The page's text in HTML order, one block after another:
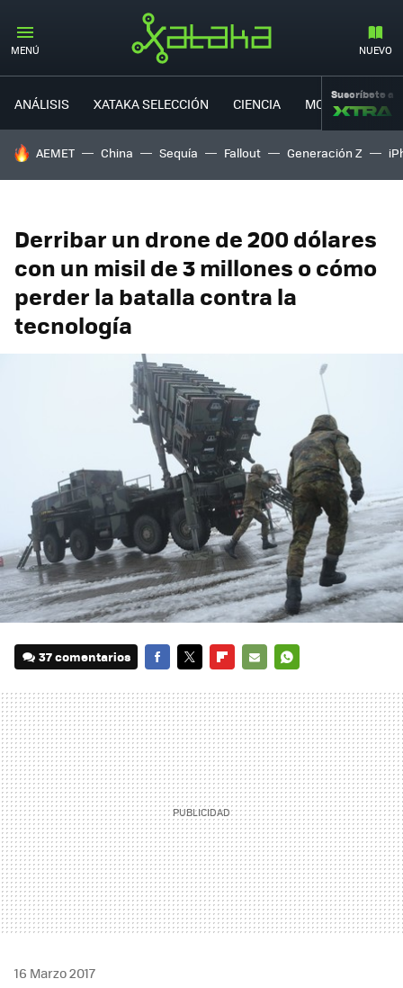
MENÚ NUEVO
ANÁLISIS XATAKA SELECCIÓN CIENCIA MOVILIDAD
Suscríbete a
HOY SE HABLA DE
AEMET China Sequía Fallout Generación Z
Derribar un drone de 200 dólares
con un misil de 3 millones o cómo
perder la batalla contra la
tecnología
37 comentarios
MAIL
16 Marzo 2017